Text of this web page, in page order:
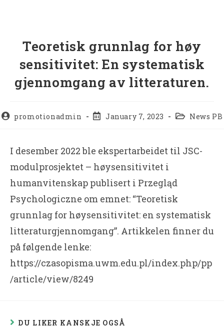
Teoretisk grunnlag for høy
sensitivitet: En systematisk
gjennomgang av litteraturen.
promotionadmin January 7, 2023 News PB
I desember 2022 ble ekspertarbeidet til JSC-
modulprosjektet – høysensitivitet i
humanvitenskap publisert i Przegląd
Psychologiczne om emnet: “Teoretisk
grunnlag for høysensitivitet: en systematisk
litteraturgjennomgang”. Artikkelen finner du
på følgende lenke:
https://czasopisma.uwm.edu.pl/index.php/pp
/article/view/8249
DU LIKER KANSKJE OGSÅ